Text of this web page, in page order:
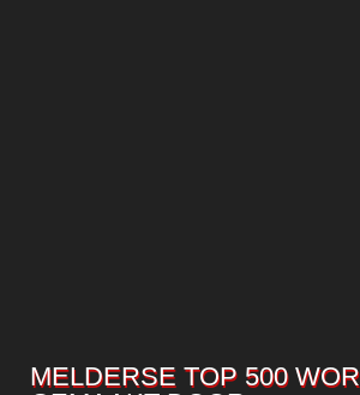
MELDERSE TOP 500